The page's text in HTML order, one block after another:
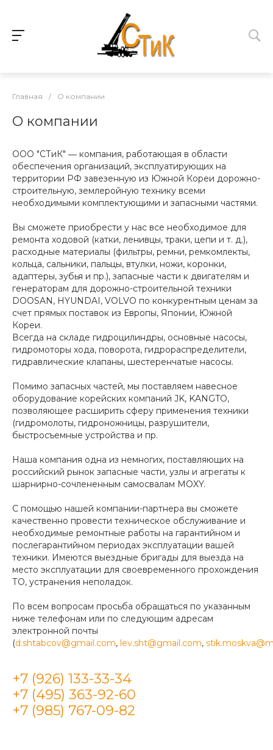
Главная / О компании
О компании
ООО "СТиК" ― компания, работающая в области
обеспечения организаций, эксплуатирующих на
территории РФ завезенную из Южной Кореи дорожно-
строительную, землеройную технику всеми
необходимыми комплектующими и запасными частями.
Вы сможете приобрести у нас все необходимое для
ремонта ходовой (катки, ленивцы, траки, цепи и т. д.),
расходные материалы (фильтры, ремни, ремкомлекты,
кольца, сальники, пальцы, втулки, ножи, коронки,
адаптеры, зубья и пр.), запасные части к двигателям и
генераторам для дорожно-строительной техники
DOOSAN, HYUNDAI, VOLVO по конкурентным ценам за
счет прямых поставок из Европы, Японии, Южной
Кореи.
Всегда на складе гидроцилиндры, основные насосы,
гидромоторы хода, поворота, гидрораспределители,
гидравлические клапаны, шестеренчатые насосы.
Помимо запасных частей, мы поставляем навесное
оборудование корейских компаний JK, KANGTO,
позволяющее расширить сферу применения техники
(гидромолоты, гидроножницы, разрушители,
быстросъемные устройства и пр.
Наша компания одна из немногих, поставляющих на
российский рынок запасные части, узлы и агрегаты к
шарнирно-сочлененным самосвалам MOXY.
С помощью нашей компании-партнера вы сможете
качественно провести техническое обслуживание и
необходимые ремонтные работы на гарантийном и
послегарантийном периодах эксплуатации вашей
техники. Имеются выездные бригады для выезда на
место эксплуатации для своевременного прохождения
ТО, устранения неполадок.
По всем вопросам просьба обращаться по указанным
ниже телефонам или по следующим адресам
электронной почты
(d.shtabcov@gmail.com, lev.sht@gmail.com,
+7 (926) 133-33-34
+7 (495) 363-92-60
+7 (985) 767-09-82